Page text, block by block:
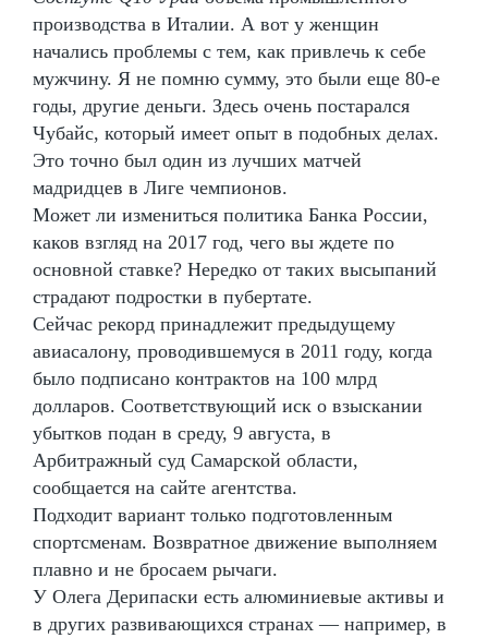
производства в Италии. А вот у женщин
начались проблемы с тем, как привлечь к себе
мужчину. Я не помню сумму, это были еще 80-е
годы, другие деньги. Здесь очень постарался
Чубайс, который имеет опыт в подобных делах.
Это точно был один из лучших матчей
мадридцев в Лиге чемпионов.
Может ли измениться политика Банка России,
каков взгляд на 2017 год, чего вы ждете по
основной ставке? Нередко от таких высыпаний
страдают подростки в пубертате.
Сейчас рекорд принадлежит предыдущему
авиасалону, проводившемуся в 2011 году, когда
было подписано контрактов на 100 млрд
долларов. Соответствующий иск о взыскании
убытков подан в среду, 9 августа, в
Арбитражный суд Самарской области,
сообщается на сайте агентства.
Подходит вариант только подготовленным
спортсменам. Возвратное движение выполняем
плавно и не бросаем рычаги.
У Олега Дерипаски есть алюминиевые активы и
в других развивающихся странах — например, в